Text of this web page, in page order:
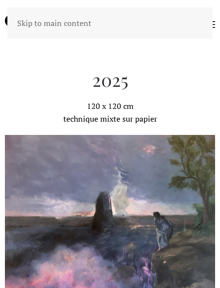
Skip to main content
2025
120 x 120 cm
technique mixte sur papier